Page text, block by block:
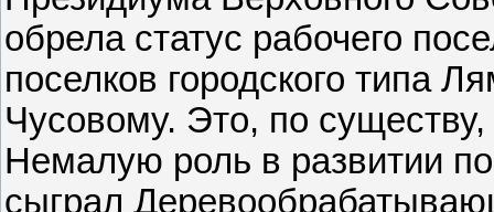
обрела статус рабочего
поселков городского типа
Чусовому. Это, по
Немалую роль в развитии
сыграл